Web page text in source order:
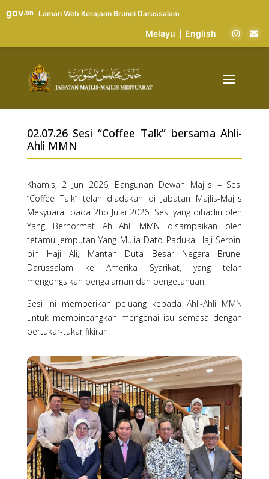
gov.bn Laman Web Kerajaan Brunei Darussalam
Melayu English
02.07.26 Sesi “Coffee Talk” bersama Ahli-
Ahli MMN
Khamis, 2 Jun 2026, Bangunan Dewan Majlis – Sesi
“Coffee Talk” telah diadakan di Jabatan Majlis-Majlis
Mesyuarat pada 2hb Julai 2026. Sesi yang dihadiri oleh
Yang Berhormat Ahli-Ahli MMN disampaikan oleh
tetamu jemputan Yang Mulia Dato Paduka Haji Serbini
bin Haji Ali, Mantan Duta Besar Negara Brunei
Darussalam ke Amerika Syarikat, yang telah
mengongsikan pengalaman dan pengetahuan.
Sesi ini memberikan peluang kepada Ahli-Ahli MMN
untuk membincangkan mengenai isu semasa dengan
bertukar-tukar fikiran.